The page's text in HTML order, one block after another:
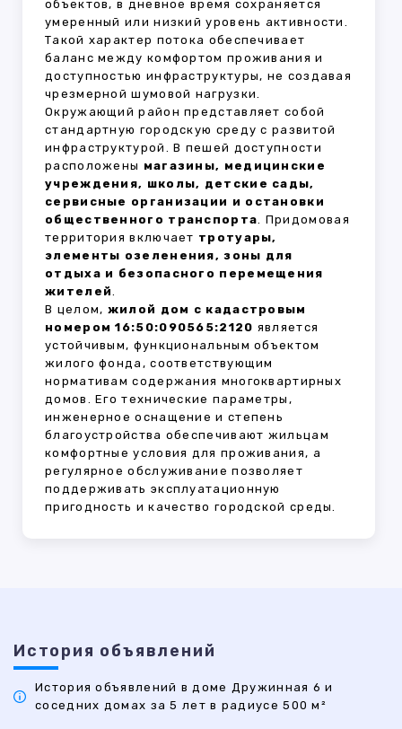
объектов, в дневное время сохраняется
умеренный или низкий уровень активности.
Такой характер потока обеспечивает
баланс между комфортом проживания и
доступностью инфраструктуры, не создавая
чрезмерной шумовой нагрузки.
Окружающий район представляет собой
стандартную городскую среду с развитой
инфраструктурой. В пешей доступности
расположены магазины, медицинские
учреждения, школы, детские сады,
сервисные организации и остановки
общественного транспорта. Придомовая
территория включает тротуары,
элементы озеленения, зоны для
отдыха и безопасного перемещения
жителей.
В целом, жилой дом с кадастровым
номером 16:50:090565:2120 является
устойчивым, функциональным объектом
жилого фонда, соответствующим
нормативам содержания многоквартирных
домов. Его технические параметры,
инженерное оснащение и степень
благоустройства обеспечивают жильцам
комфортные условия для проживания, а
регулярное обслуживание позволяет
поддерживать эксплуатационную
пригодность и качество городской среды.
История объявлений
История объявлений в доме Дружинная 6 и
соседних домах за 5 лет в радиусе 500 м²